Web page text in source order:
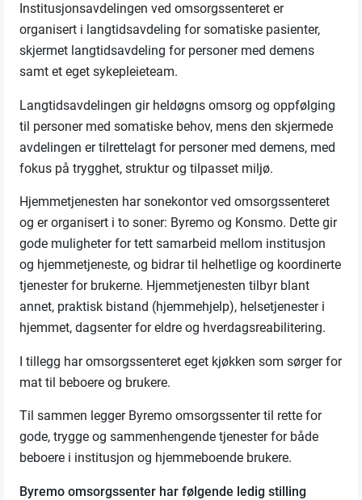
Institusjonsavdelingen ved omsorgssenteret er
organisert i langtidsavdeling for somatiske pasienter,
skjermet langtidsavdeling for personer med demens
samt et eget sykepleieteam.
Langtidsavdelingen gir heldøgns omsorg og oppfølging
til personer med somatiske behov, mens den skjermede
avdelingen er tilrettelagt for personer med demens, med
fokus på trygghet, struktur og tilpasset miljø.
Hjemmetjenesten har sonekontor ved omsorgssenteret
og er organisert i to soner: Byremo og Konsmo. Dette gir
gode muligheter for tett samarbeid mellom institusjon
og hjemmetjeneste, og bidrar til helhetlige og koordinerte
tjenester for brukerne. Hjemmetjenesten tilbyr blant
annet, praktisk bistand (hjemmehjelp), helsetjenester i
hjemmet, dagsenter for eldre og hverdagsreabilitering.
I tillegg har omsorgssenteret eget kjøkken som sørger for
mat til beboere og brukere.
Til sammen legger Byremo omsorgssenter til rette for
gode, trygge og sammenhengende tjenester for både
beboere i institusjon og hjemmeboende brukere.
Byremo omsorgssenter har følgende ledig stilling